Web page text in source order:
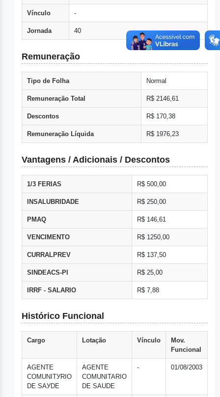
Vínculo -
Jornada 40
Remuneração
Tipo de Folha Normal
Remuneração Total R$ 2146,61
Descontos R$ 170,38
Remuneração Líquida R$ 1976,23
Vantagens / Adicionais / Descontos
1/3 FERIAS R$ 500,00
INSALUBRIDADE R$ 250,00
PMAQ R$ 146,61
VENCIMENTO R$ 1250,00
CURRALPREV R$ 137,50
SINDEACS-PI R$ 25,00
IRRF - SALARIO R$ 7,88
Histórico Funcional
Cargo Lotação Vínculo
Mov.
Funcional
AGENTE
COMUNITУRIO
DE SAУDE
AGENTE
COMUNITARIO
DE SAUDE
- 01/08/2003